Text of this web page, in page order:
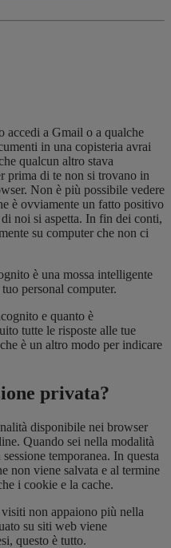
accedi a Gmail o a qualche
in una copisteria avrai
qualcun altro stava
prima di te non si trovano in
Non è più possibile vedere
è ovviamente un fatto positivo
noi si aspetta. In fin dei conti,
su computer che non ci
è una mossa intelligente
personal computer.
e quanto è
tutte le risposte alle tue
è un altro modo per indicare
privata?
disponibile nei browser
Quando sei nella modalità
temporanea. In questa
non viene salvata e al termine
i cookie e la cache.
non appaiono più nella
su siti web viene
questo è tutto.